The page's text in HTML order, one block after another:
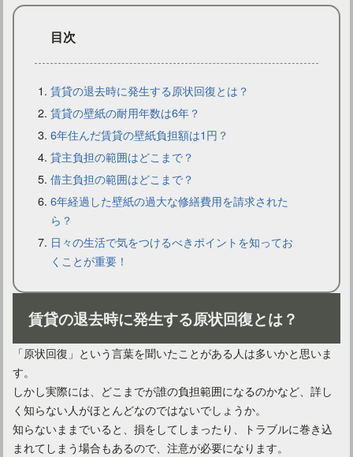
コンクリートの天井に穴を開ける方法や注意点をご紹介！
コンクリートの天井にフックを取り付ける！その方法とは？
目次
賃貸の退去時に発生する原状回復とは？
賃貸の壁紙の耐用年数は6年？
6年住んだ賃貸の壁紙負担額は1円？
貸主負担の範囲はどこまで？
借主負担の範囲はどこまで？
6年経過した壁紙の過大な修繕費用を請求された
ら？
日々の生活で気をつけるべきポイントを知ってお
くことが重要！
賃貸の退去時に発生する原状回復とは？
「原状回復」という言葉を聞いたことがある人は多いかと思いま
す。
しかし実際には、どこまでが誰の負担範囲になるのかなど、詳し
く知らない人がほとんどなのではないでしょうか。
知らないままでいると、損をしてしまったり、トラブルに巻き込
まれてしまう場合もあるので、注意が必要になります。